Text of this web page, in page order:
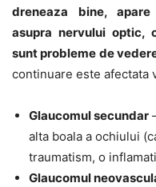
dreneaza bine,
asupra nervului optic,
sunt probleme de
continuare este afectata
Glaucomul secundar
alta boala a ochiului
traumatism, o
Glaucomul